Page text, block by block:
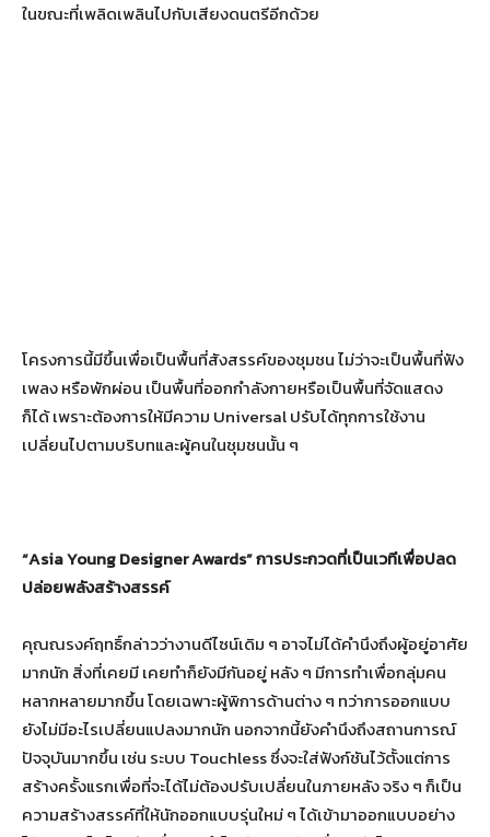
ในขณะที่เพลิดเพลินไปกับเสียงดนตรีอีกด้วย
โครงการนี้มีขึ้นเพื่อเป็นพื้นที่สังสรรค์ของชุมชน ไม่ว่าจะเป็นพื้นที่ฟัง
เพลง หรือพักผ่อน เป็นพื้นที่ออกกำลังกายหรือเป็นพื้นที่จัดแสดง
ก็ได้ เพราะต้องการให้มีความ Universal ปรับได้ทุกการใช้งาน
เปลี่ยนไปตามบริบทและผู้คนในชุมชนนั้น ๆ
“Asia Young Designer Awards”การประกวดที่เป็นเวทีเพื่อปลด
ปล่อยพลังสร้างสรรค์
คุณณรงค์ฤทธิ์กล่าวว่างานดีไซน์เดิม ๆ อาจไม่ได้คำนึงถึงผู้อยู่อาศัย
มากนัก สิ่งที่เคยมี เคยทำก็ยังมีกันอยู่ หลัง ๆ มีการทำเพื่อกลุ่มคน
หลากหลายมากขึ้น โดยเฉพาะผู้พิการด้านต่าง ๆ ทว่าการออกแบบ
ยังไม่มีอะไรเปลี่ยนแปลงมากนัก นอกจากนี้ยังคำนึงถึงสถานการณ์
ปัจจุบันมากขึ้น เช่น ระบบ Touchless ซึ่งจะใส่ฟังก์ชันไว้ตั้งแต่การ
สร้างครั้งแรกเพื่อที่จะได้ไม่ต้องปรับเปลี่ยนในภายหลัง จริง ๆ ก็เป็น
ความสร้างสรรค์ที่ให้นักออกแบบรุ่นใหม่ ๆ ได้เข้ามาออกแบบอย่าง